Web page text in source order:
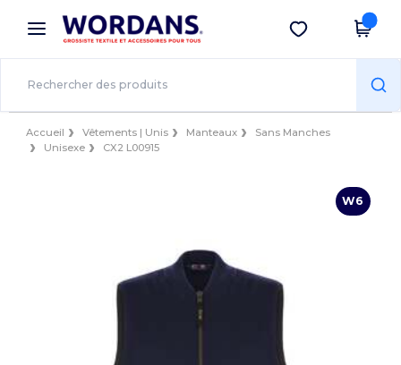
× Appli Wordans
Meilleurs prix sur l’app !
Obtenir l'appli
Accueil Vêtements | Unis Manteaux
Sans Manches
Unisexe
CX2 L00915
W6